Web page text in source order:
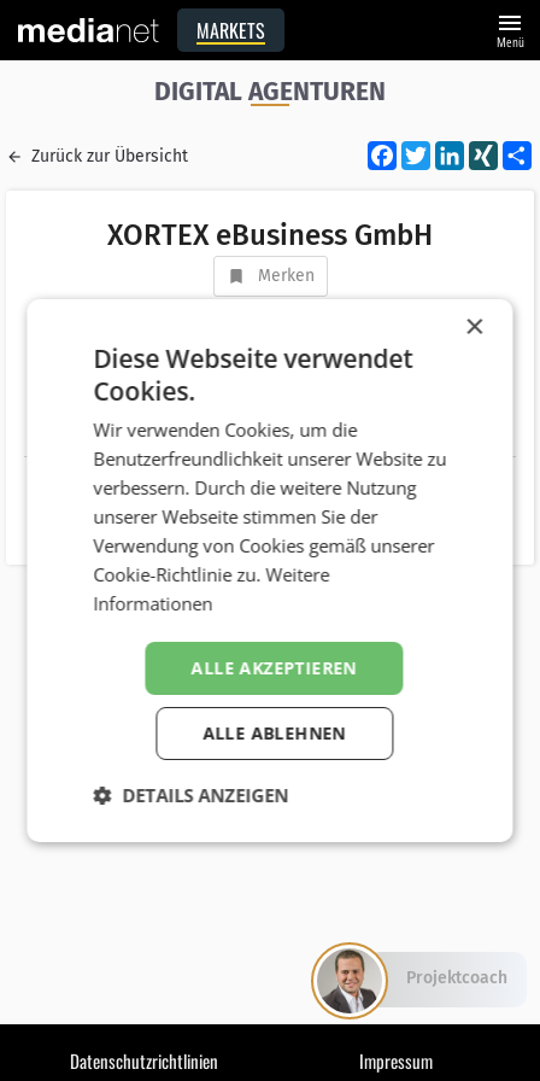
MARKETS menu
Menü
DIGITAL AGENTUREN
Zurück zur Übersicht Facebook
Twitter XING
XORTEX eBusiness GmbH
Merken
AT 4120 Neufelden
Telefonnummer +43 (7282) 207974400
Website http://www.xortex.com
Datenschutzrichtlinien Impressum
×
Diese Webseite verwendet
Cookies.
Wir verwenden Cookies, um die
Benutzerfreundlichkeit unserer Website zu
verbessern. Durch die weitere Nutzung
unserer Webseite stimmen Sie der
Verwendung von Cookies gemäß unserer
Cookie-Richtlinie zu.Weitere
Informationen
ALLE AKZEPTIEREN
ALLE ABLEHNEN
DETAILS ANZEIGEN
Projektcoach